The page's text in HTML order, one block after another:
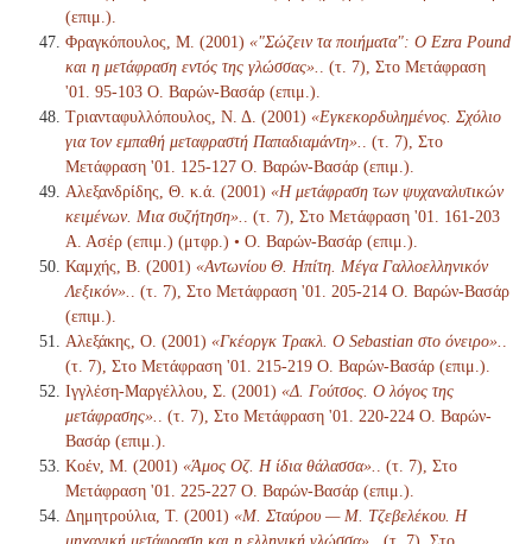
(επιμ.).
Φραγκόπουλος, Μ. (2001) «"Σώζειν τα ποιήματα": Ο Ezra Pound
και η μετάφραση εντός της γλώσσας».
. (τ. 7), Στο Μετάφραση
'01. 95-103 Ο. Βαρών-Βασάρ (επιμ.).
Τριανταφυλλόπουλος, Ν. Δ. (2001) «Εγκεκορδυλημένος. Σχόλιο
για τον εμπαθή μεταφραστή Παπαδιαμάντη».
. (τ. 7), Στο
Μετάφραση '01. 125-127 Ο. Βαρών-Βασάρ (επιμ.).
Αλεξανδρίδης, Θ. κ.ά. (2001) «Η μετάφραση των ψυχαναλυτικών
κειμένων. Μια συζήτηση».
. (τ. 7), Στο Μετάφραση '01. 161-203
Α. Ασέρ (επιμ.) (μτφρ.) • Ο. Βαρών-Βασάρ (επιμ.).
Καμχής, Β. (2001) «Αντωνίου Θ. Ηπίτη. Μέγα Γαλλοελληνικόν
Λεξικόν».
. (τ. 7), Στο Μετάφραση '01. 205-214 Ο. Βαρών-Βασάρ
(επιμ.).
Αλεξάκης, Ο. (2001) «Γκέοργκ Τρακλ. Ο Sebastian στο όνειρο».
(τ. 7), Στο Μετάφραση '01. 215-219 Ο. Βαρών-Βασάρ (επιμ.).
Ιγγλέση-Μαργέλλου, Σ. (2001) «Δ. Γούτσος. Ο λόγος της
μετάφρασης».
. (τ. 7), Στο Μετάφραση '01. 220-224 Ο. Βαρών-
Βασάρ (επιμ.).
Κοέν, Μ. (2001) «Άμος Οζ. Η ίδια θάλασσα».
. (τ. 7), Στο
Μετάφραση '01. 225-227 Ο. Βαρών-Βασάρ (επιμ.).
Δημητρούλια, Τ. (2001) «Μ. Σταύρου — Μ. Τζεβελέκου. Η